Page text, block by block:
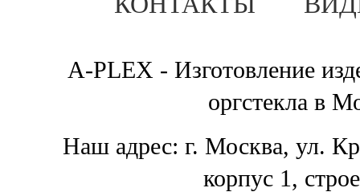
A-PLEX - Изготовление
оргстекла в
Наш адрес: г. Москва, ул.
корпус 1,